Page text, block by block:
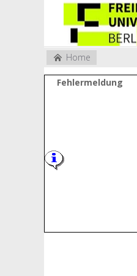
Home
Fehlermeldung